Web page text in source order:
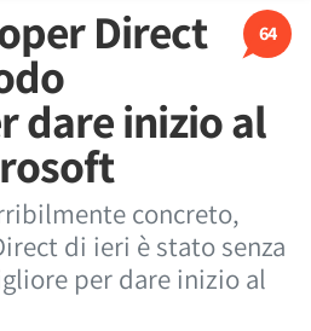
64
Direct
dare inizio al
concreto,
di ieri è stato senza
per dare inizio al